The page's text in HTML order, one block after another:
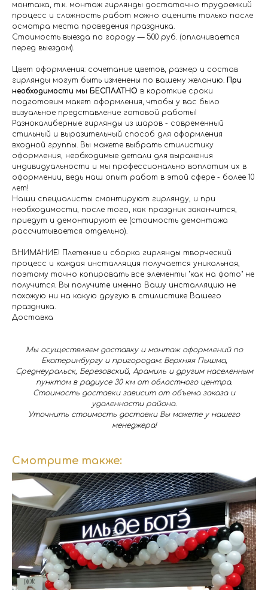
монтажа, т.к. монтаж гирлянды достаточно трудоемкий
процесс и сложность работ можно оценить только после
осмотра места проведения праздника.
Стоимость выезда по городу — 500 руб. (оплачивается
перед выездом).
Цвет оформления: сочетание цветов, размер и состав
гирлянды могут быть изменены по вашему желанию. При
необходимости мы БЕСПЛАТНО в короткие сроки
подготовим макет оформления, чтобы у вас было
визуальное представление готовой работы!
Разнокалиберные гирлянды из шаров - современный
стильный и выразительный способ для оформления
входной группы. Вы можете выбрать стилистику
оформления, необходимые детали для выражения
индивидуальности и мы профессионально воплотим их в
оформлении, ведь наш опыт работ в этой сфере - более 10
лет!
Наши специалисты смонтируют гирлянду, и при
необходимости, после того, как праздник закончится,
приедут и демонтируют ее (стоимость демонтажа
рассчитывается отдельно).
ВНИМАНИЕ! Плетение и сборка гирлянды творческий
процесс и каждая инсталляция получается уникальная,
поэтому точно копировать все элементы "как на фото" не
получится. Вы получите именно Вашу инсталляцию не
похожую ни на какую другую в стилистике Вашего
праздника.
Доставка
Мы осуществляем доставку и монтаж оформлений по
Екатеринбургу и пригородам: Верхняя Пышма,
Среднеуральск, Березовский, Арамиль и другим населенным
пунктом в радиусе 30 км от областного центра.
Стоимость доставки зависит от объема заказа и
удаленности района.
Уточнить стоимость доставки Вы можете у нашего
менеджера!
Смотрите также: